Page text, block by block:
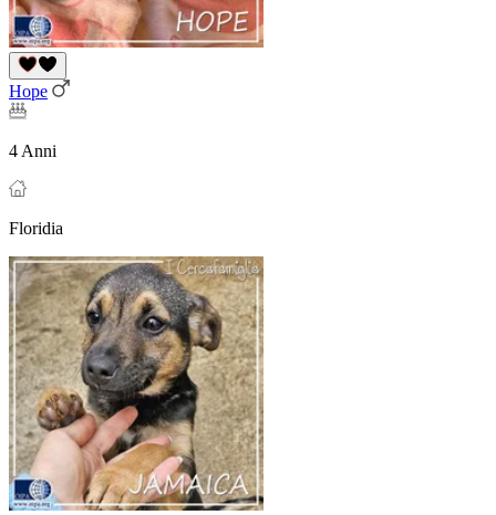
Hope
4 Anni
Floridia